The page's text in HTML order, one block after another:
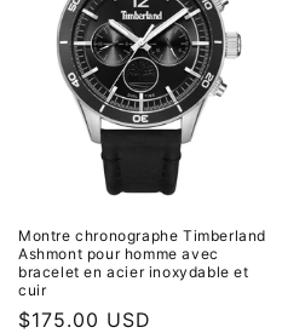
Montre chronographe Timberland
Ashmont pour homme avec
bracelet en acier inoxydable et
cuir
Prix
$175.00 USD